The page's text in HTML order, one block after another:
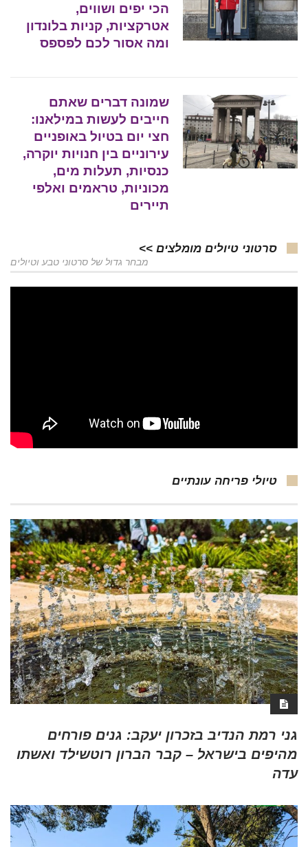
הכי יפים ושווים,
אטרקציות, קניות בלונדון
ומה אסור לכם לפספס
שמונה דברים שאתם
חייבים לעשות במילאנו:
חצי יום בטיול באופניים
עירוניים בין חנויות יוקרה,
כנסיות, תעלות מים,
מכוניות, טראמים ואלפי
תיירים
סרטוני טיולים מומלצים >>
מבחר גדול של סרטוני טבע וטיולים
טיולי פריחה עונתיים
גני רמת הנדיב בזכרון יעקב: גנים פורחים
מהיפים בישראל – קבר הברון רוטשילד ואשתו
עדה